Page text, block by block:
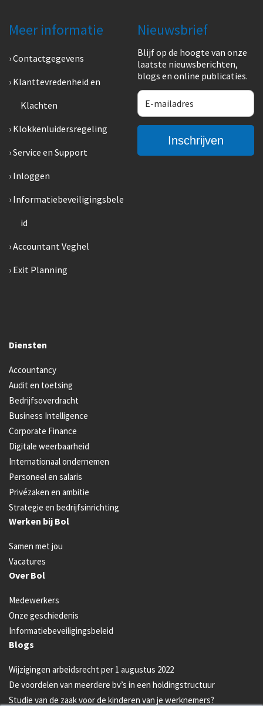
Meer informatie
Contactgegevens
Klanttevredenheid en
Klachten
Klokkenluidersregeling
Service en Support
Inloggen
Informatiebeveiligingsbele
id
Accountant Veghel
Exit Planning
Nieuwsbrief
Blijf op de hoogte van onze
laatste nieuwsberichten,
blogs en online publicaties.
Diensten
Accountancy
Audit en toetsing
Bedrijfsoverdracht
Business Intelligence
Corporate Finance
Digitale weerbaarheid
Internationaal ondernemen
Personeel en salaris
Privézaken en ambitie
Strategie en bedrijfsinrichting
Werken bij Bol
Samen met jou
Vacatures
Over Bol
Medewerkers
Onze geschiedenis
Informatiebeveiligingsbeleid
Blogs
Wijzigingen arbeidsrecht per 1 augustus 2022
De voordelen van meerdere bv’s in een holdingstructuur
Studie van de zaak voor de kinderen van je werknemers?